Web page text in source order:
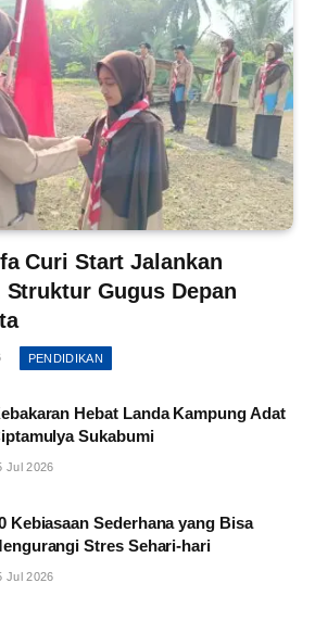
Curi Start Jalankan
Struktur Gugus Depan
PENDIDIKAN
Hebat Landa Kampung Adat
Sukabumi
Jul 2026
Kebiasaan Sederhana yang Bisa
Stres Sehari-hari
Jul 2026